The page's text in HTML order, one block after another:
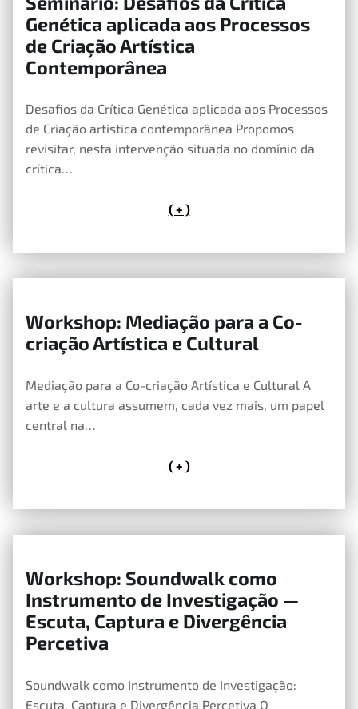
Genética aplicada aos Processos
de Criação Artística
Contemporânea
Desafios da Crítica Genética aplicada aos Processos
de Criação artística contemporânea Propomos
revisitar, nesta intervenção situada no domínio da
crítica…
( + )
13 de Maio, 2026
Workshop: Mediação para a Co-
criação Artística e Cultural
Mediação para a Co-criação Artística e Cultural A
arte e a cultura assumem, cada vez mais, um papel
central na…
( + )
Workshop: Soundwalk como
Instrumento de Investigação —
Escuta, Captura e Divergência
Percetiva
Soundwalk como Instrumento de Investigação:
Escuta, Captura e Divergência Percetiva O
13 de Maio, 2026